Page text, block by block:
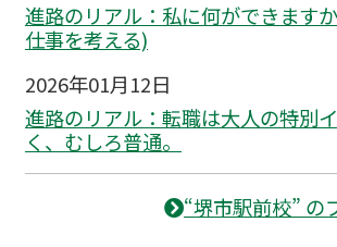
進路のリアル：私に何ができます
仕事を考える)
2026年01月12日
進路のリアル：転職は大人の特別
く、むしろ普通。
“堺市駅前校” の